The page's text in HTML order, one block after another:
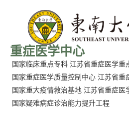
重症医学中心
国家临床重点专科 江苏省重症医学重
国家重症医学质量控制中心 江苏省重
国家重大疫情救治基地 江苏省重症医
国家疑难病症诊治能力提升工程